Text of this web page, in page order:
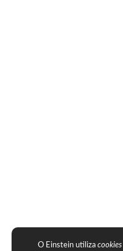
O Einstein utilizacookies